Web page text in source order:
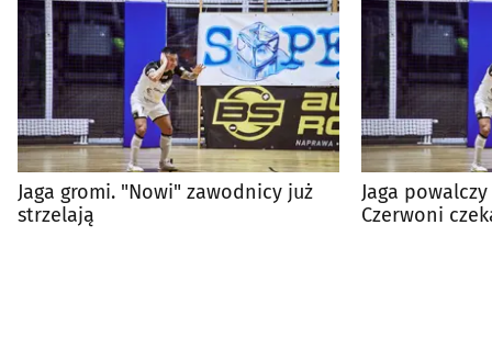
Jaga gromi. "Nowi" zawodnicy już
strzelają
Jaga
Czerwoni